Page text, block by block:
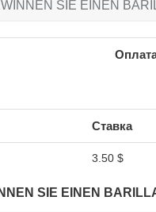
SIE EINEN
Ставка
3.50 $
SIE EINEN